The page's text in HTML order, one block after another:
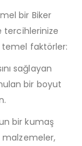
bir Biker
tercihlerinize
temel faktörler:
sağlayan
bir boyut
bir kumaş
malzemeler,